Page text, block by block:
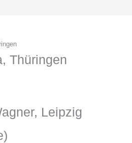
Thüringen
Leipzig